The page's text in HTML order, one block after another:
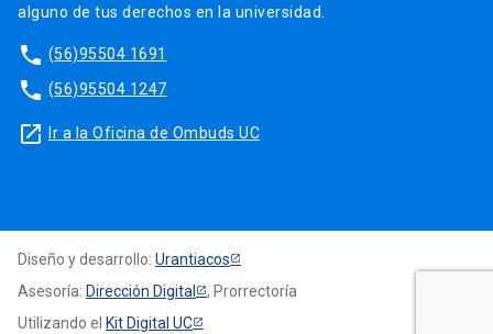
alguno de tus derechos en la universidad.
phone (56)95504 1691
phone (56)95504 1247
launch Ir a la Oficina de Ombuds UC
Diseño y desarrollo: Urantiacos
Asesoría: Dirección Digital
, Prorrectoría
Utilizando el Kit Digital UC